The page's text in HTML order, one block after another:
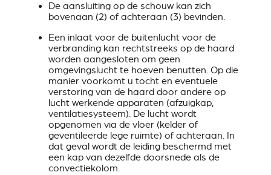
De aansluiting op de schouw kan zich
bovenaan (2) of achteraan (3) bevinden.
Een inlaat voor de buitenlucht voor de
verbranding kan rechtstreeks op de haard
worden aangesloten om geen
omgevingslucht te hoeven benutten. Op die
manier voorkomt u tocht en eventuele
verstoring van de haard door andere op
lucht werkende apparaten (afzuigkap,
ventilatiesysteem). De lucht wordt
opgenomen via de vloer (kelder of
geventileerde lege ruimte) of achteraan. In
dat geval wordt de leiding beschermd met
een kap van dezelfde doorsnede als de
convectiekolom.